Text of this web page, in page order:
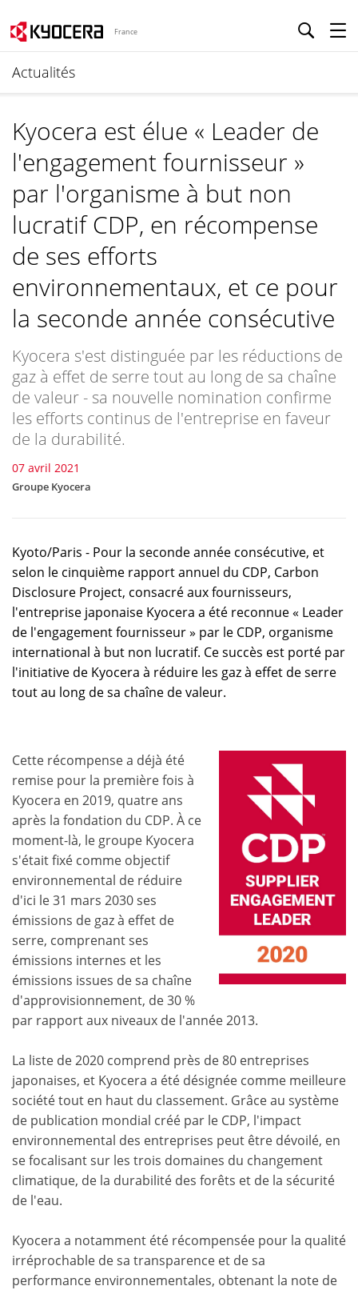
France
Actualités
Kyocera est élue « Leader de
l'engagement fournisseur »
par l'organisme à but non
lucratif CDP, en récompense
de ses efforts
environnementaux, et ce pour
la seconde année consécutive
Kyocera s'est distinguée par les réductions de
gaz à effet de serre tout au long de sa chaîne
de valeur - sa nouvelle nomination confirme
les efforts continus de l'entreprise en faveur
de la durabilité.
07 avril 2021
Groupe Kyocera
Kyoto/Paris - Pour la seconde année consécutive, et
selon le cinquième rapport annuel du CDP, Carbon
Disclosure Project, consacré aux fournisseurs,
l'entreprise japonaise Kyocera a été reconnue « Leader
de l'engagement fournisseur » par le CDP, organisme
international à but non lucratif. Ce succès est porté par
l'initiative de Kyocera à réduire les gaz à effet de serre
tout au long de sa chaîne de valeur.
Cette récompense a déjà été
remise pour la première fois à
Kyocera en 2019, quatre ans
après la fondation du CDP. À ce
moment-là, le groupe Kyocera
s'était fixé comme objectif
environnemental de réduire
d'ici le 31 mars 2030 ses
émissions de gaz à effet de
serre, comprenant ses
émissions internes et les
émissions issues de sa chaîne
d'approvisionnement, de 30 %
par rapport aux niveaux de l'année 2013.
La liste de 2020 comprend près de 80 entreprises
japonaises, et Kyocera a été désignée comme meilleure
société tout en haut du classement. Grâce au système
de publication mondial créé par le CDP, l'impact
environnemental des entreprises peut être dévoilé, en
se focalisant sur les trois domaines du changement
climatique, de la durabilité des forêts et de la sécurité
de l'eau.
Kyocera a notamment été récompensée pour la qualité
irréprochable de sa transparence et de sa
performance environnementales, obtenant la note de